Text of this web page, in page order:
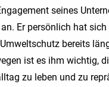
seines
Er persönlich hat
bereits
ist es ihm wichtig,
zu leben und zu